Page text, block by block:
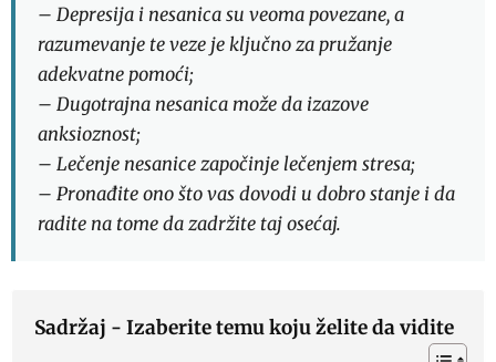
– Depresija i nesanica su veoma povezane, a
razumevanje te veze je ključno za pružanje
adekvatne pomoći;
– Dugotrajna nesanica može da izazove
anksioznost;
– Lečenje nesanice započinje lečenjem stresa;
– Pronađite ono što vas dovodi u dobro stanje i da
radite na tome da zadržite taj osećaj.
Sadržaj - Izaberite temu koju želite da vidite